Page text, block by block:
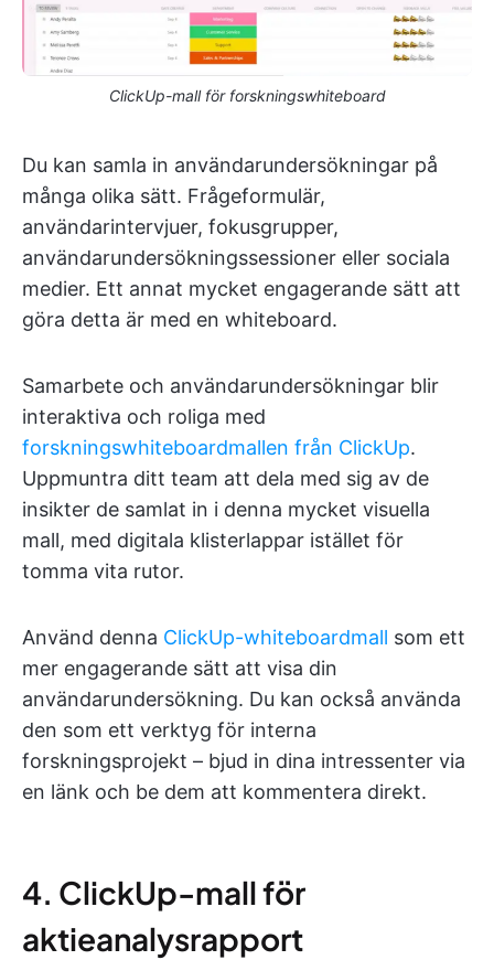
ClickUp-mall för forskningswhiteboard
Du kan samla in användarundersökningar på
många olika sätt. Frågeformulär,
användarintervjuer, fokusgrupper,
användarundersökningssessioner eller sociala
medier. Ett annat mycket engagerande sätt att
göra detta är med en whiteboard.
Samarbete och användarundersökningar blir
interaktiva och roliga med
forskningswhiteboardmallen från ClickUp.
Uppmuntra ditt team att dela med sig av de
insikter de samlat in i denna mycket visuella
mall, med digitala klisterlappar istället för
tomma vita rutor.
Använd denna ClickUp-whiteboardmall som ett
mer engagerande sätt att visa din
användarundersökning. Du kan också använda
den som ett verktyg för interna
forskningsprojekt – bjud in dina intressenter via
en länk och be dem att kommentera direkt.
4. ClickUp-mall för
aktieanalysrapport